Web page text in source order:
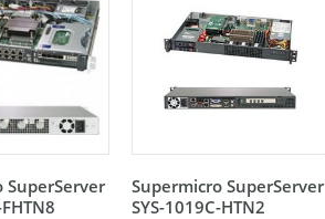
SuperServer
Supermicro SuperServer
SYS-1019C-HTN2